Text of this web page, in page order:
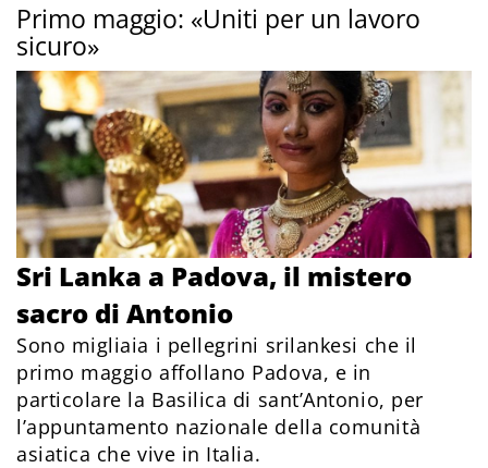
Primo maggio: «Uniti per un lavoro
sicuro»
Sri Lanka a Padova, il mistero
sacro di Antonio
Sono migliaia i pellegrini srilankesi che il
primo maggio affollano Padova, e in
particolare la Basilica di sant’Antonio, per
l’appuntamento nazionale della comunità
asiatica che vive in Italia.